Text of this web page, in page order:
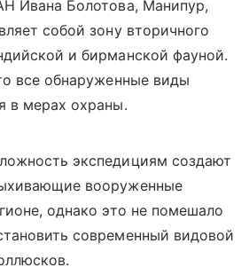
Ивана Болотова, Манипур,
собой зону вторичного
и бирманской фауной.
все обнаруженные виды
в мерах охраны.
экспедициям создают
вооруженные
однако это не помешало
современный видовой